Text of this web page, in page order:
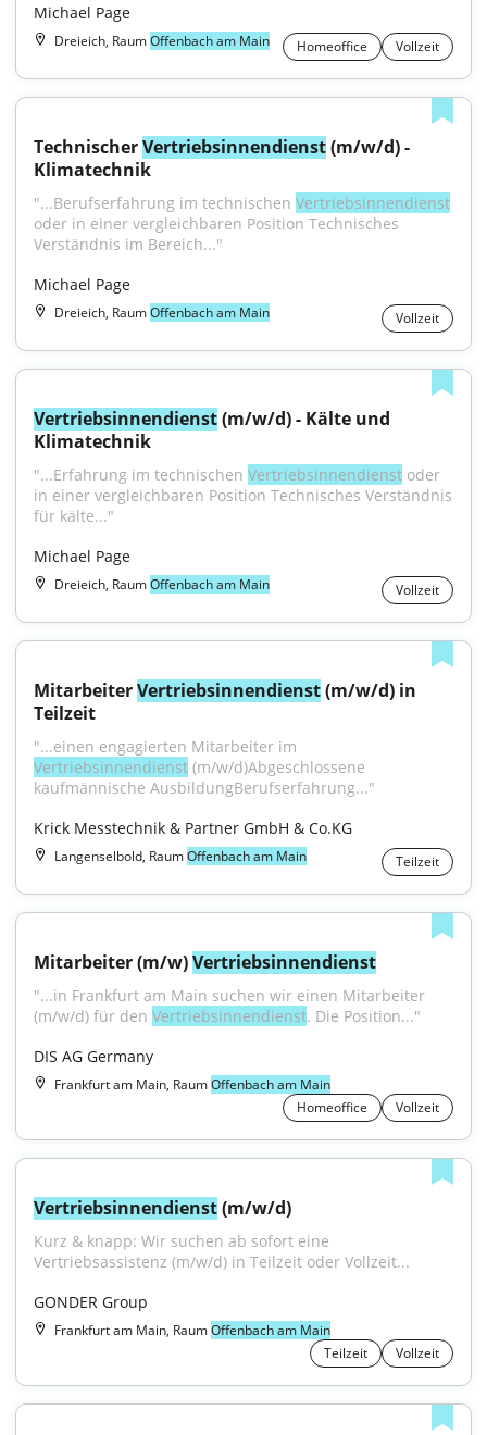
Michael Page
Dreieich, RaumOffenbach am Main Homeoffice Vollzeit
Technischer Vertriebsinnendienst (m/w/d) -
Klimatechnik
"...Berufserfahrung im technischen Vertriebsinnendienst
oder in einer vergleichbaren Position Technisches
Verständnis im Bereich..."
Michael Page
Dreieich, RaumOffenbach am Main Vollzeit
Vertriebsinnendienst (m/w/d) - Kälte und
Klimatechnik
"...Erfahrung im technischen Vertriebsinnendienst oder
in einer vergleichbaren Position Technisches Verständnis
für kälte..."
Michael Page
Dreieich, RaumOffenbach am Main Vollzeit
Mitarbeiter Vertriebsinnendienst (m/w/d) in
Teilzeit
Vertriebsinnendienst (m/w/d)Abgeschlossene
kaufmännische AusbildungBerufserfahrung..."
Krick Messtechnik & Partner GmbH & Co.KG
Langenselbold, RaumOffenbach am Main Teilzeit
Mitarbeiter (m/w) Vertriebsinnendienst
"...in Frankfurt am Main suchen wir einen Mitarbeiter
(m/w/d) für den Vertriebsinnendienst. Die Position..."
DIS AG Germany
Frankfurt am Main, RaumOffenbach am Main
Homeoffice
Vollzeit
Vertriebsinnendienst (m/w/d)
Kurz & knapp: Wir suchen ab sofort eine
Vertriebsassistenz (m/w/d) in Teilzeit oder Vollzeit...
GONDER Group
Frankfurt am Main, RaumOffenbach am Main
Teilzeit
Vollzeit